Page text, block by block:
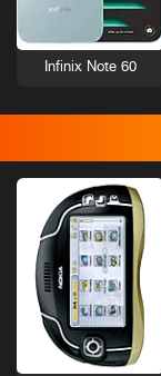
Infinix Note 60